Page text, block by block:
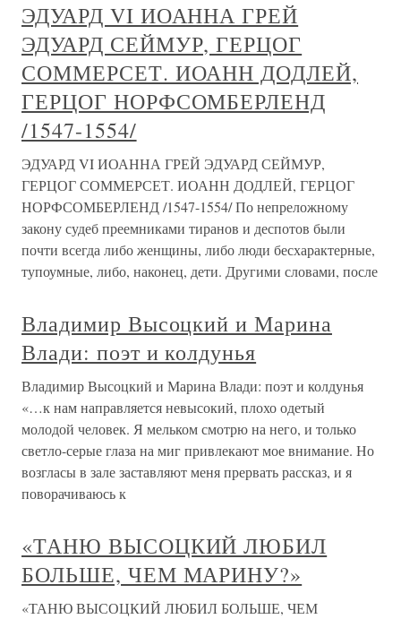
ЭДУАРД VI ИОАННА ГРЕЙ
ЭДУАРД СЕЙМУР, ГЕРЦОГ
СОММЕРСЕТ. ИОАНН ДОДЛЕЙ,
ГЕРЦОГ НОРФСОМБЕРЛЕНД
/1547-1554/
ЭДУАРД VI ИОАННА ГРЕЙ ЭДУАРД СЕЙМУР,
ГЕРЦОГ СОММЕРСЕТ. ИОАНН ДОДЛЕЙ, ГЕРЦОГ
НОРФСОМБЕРЛЕНД /1547-1554/ По непреложному
закону судеб преемниками тиранов и деспотов были
почти всегда либо женщины, либо люди бесхарактерные,
тупоумные, либо, наконец, дети. Другими словами, после
Владимир Высоцкий и Марина
Влади: поэт и колдунья
Владимир Высоцкий и Марина Влади: поэт и колдунья
«…к нам направляется невысокий, плохо одетый
молодой человек. Я мельком смотрю на него, и только
светло-серые глаза на миг привлекают мое внимание. Но
возгласы в зале заставляют меня прервать рассказ, и я
поворачиваюсь к
«ТАНЮ ВЫСОЦКИЙ ЛЮБИЛ
БОЛЬШЕ, ЧЕМ МАРИНУ?»
«ТАНЮ ВЫСОЦКИЙ ЛЮБИЛ БОЛЬШЕ, ЧЕМ